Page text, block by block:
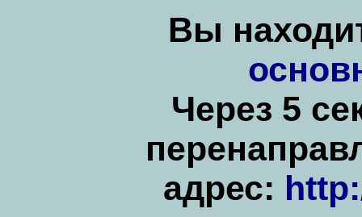
Вы
Через 5
адрес: